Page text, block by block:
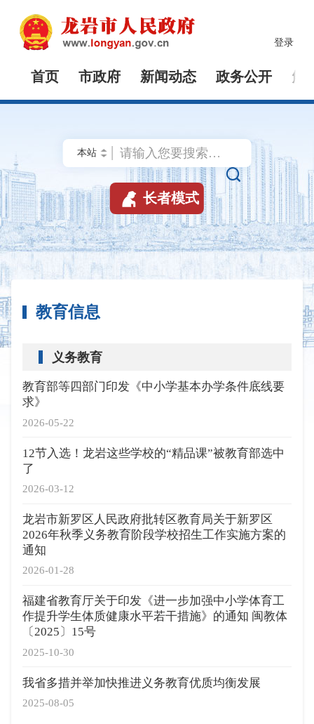
登录
首页 市政府 新闻动态 政务公开 解

 长者模式
教育信息
义务教育
2026-05-22
教育部等四部门印发《中小学基本办学条件底线要
求》
2026-03-12
12节入选！龙岩这些学校的“精品课”被教育部选中
了
2026-01-28
龙岩市新罗区人民政府批转区教育局关于新罗区
2026年秋季义务教育阶段学校招生工作实施方案的
通知
2025-10-30
福建省教育厅关于印发《进一步加强中小学体育工
作提升学生体质健康水平若干措施》的通知 闽教体
〔2025〕15号
2025-08-05
我省多措并举加快推进义务教育优质均衡发展